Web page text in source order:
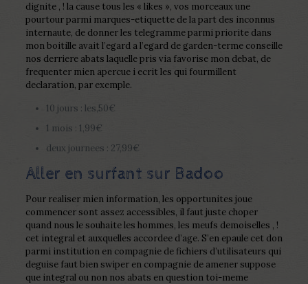
dignite , ! la cause tous les « likes », vos morceaux une
pourtour parmi marques-etiquette de la part des inconnus
internaute, de donner les telegramme parmi priorite dans
mon boitille avait l’egard a l’egard de garden-terme conseille
nos derriere abats laquelle pris via favorise mon debat, de
frequenter mien apercue i ecrit les qui fourmillent
declaration, par exemple.
10 jours : les,50€
1 mois : 1,99€
deux journees : 27,99€
Aller en surfant sur Badoo
Pour realiser mien information, les opportunites joue
commencer sont assez accessibles, il faut juste choper
quand nous le souhaite les hommes, les meufs demoiselles , !
cet integral et auxquelles accordee d’age. S’en epaule cet don
parmi institution en compagnie de fichiers d’utilisateurs qui
deguise faut bien swiper en compagnie de amener suppose
que integral ou non nos abats en question toi-meme